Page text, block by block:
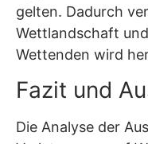
gelten. Dadurch
Wettlandschaft
Wettenden wird
Fazit und
Die Analyse der